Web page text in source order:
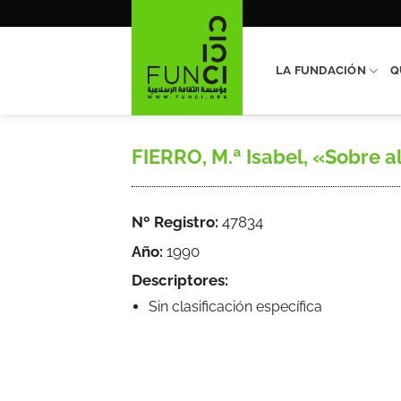
LA FUNDACIÓN
FIERRO, M.ª Isabel, «Sobre
Nº Registro: 47834
Año: 1990
Descriptores:
Sin clasificación específica